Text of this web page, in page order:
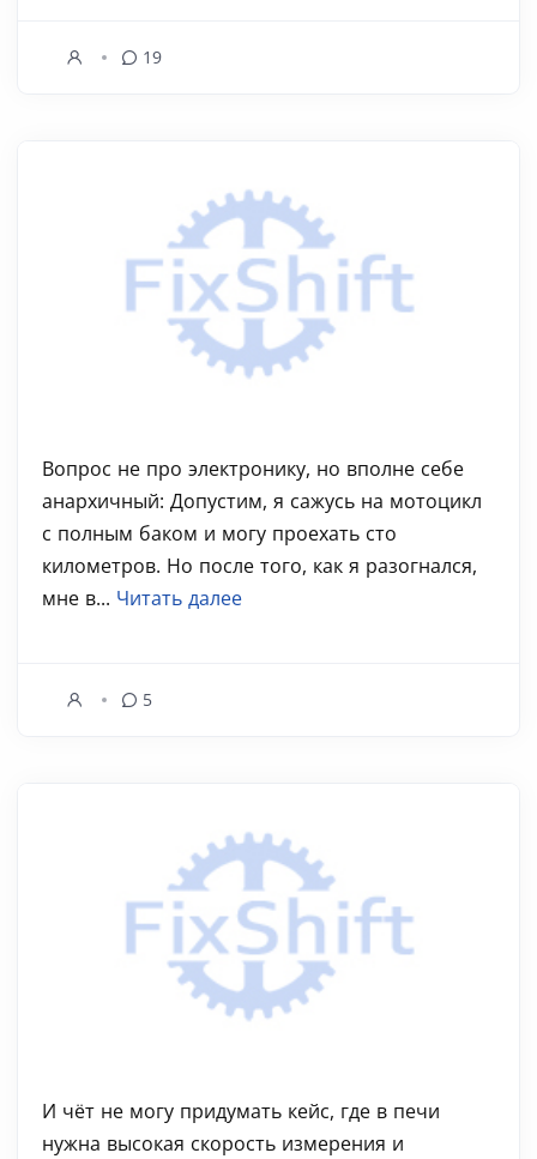
19
Вопрос не про электронику, но вполне себе
анархичный: Допустим, я сажусь на мотоцикл
с полным баком и могу проехать сто
километров. Но после того, как я разогнался,
мне в... Читать далее
5
И чёт не могу придумать кейс, где в печи
нужна высокая скорость измерения и